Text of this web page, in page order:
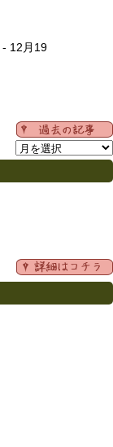
- 12月19